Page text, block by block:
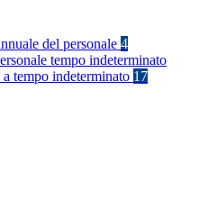
del personale 4
tempo indeterminato
a tempo indeterminato 17